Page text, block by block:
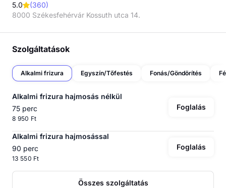
5.0 (360)
8000 Székesfehérvár Kossuth utca 14.
Szolgáltatások
Alkalmi frizura Egyszín/Tőfestés Fonás/Göndörítés
Alkalmi frizura hajmosás nélkül
75 perc
8 950 Ft
Foglalás
Alkalmi frizura hajmosással
90 perc
13 550 Ft
Foglalás
Összes szolgáltatás